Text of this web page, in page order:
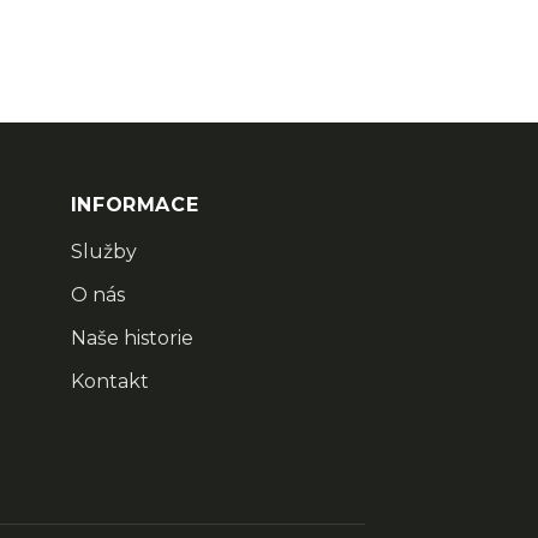
INFORMACE
Služby
O nás
Naše historie
Kontakt